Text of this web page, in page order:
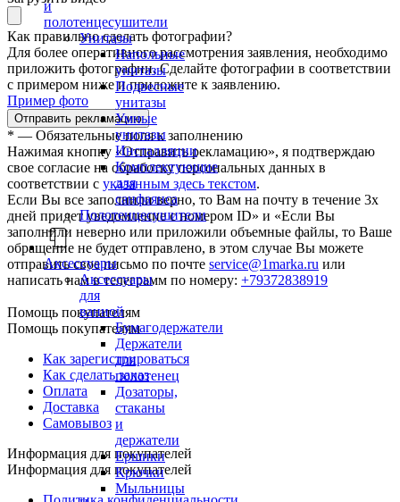
и
полотенцесушители
Унитазы
Напольные
унитазы
Подвесные
унитазы
Умные
унитазы
Инсталляции
Комплектующие
для
санфаянса
Полотенцесушители
Аксессуары
Аксессуары
для
ванной
Бумагодержатели
Держатели
для
полотенец
Дозаторы,
стаканы
и
держатели
Ершики
Крючки
Мыльницы
Как правильно сделать фотографии?
Для более оперативного рассмотрения заявления, необходимо
приложить фотографии. Сделайте фотографии в соответствии
с примером ниже и приложите к заявлению.
Пример фото
* — Обязательные поля к заполнению
Нажимая кнопку «Отправить рекламацию», я подтверждаю
свое согласие на обработку персональных данных в
соответствии с указанным здесь текстом.
Если Вы все заполнили верно, то Вам на почту в течение 3х
дней придет уведомление с номером ID» и «Если Вы
заполнили неверно или приложили объемные файлы, то Ваше
обращение не будет отправлено, в этом случае Вы можете
отправить свое письмо по почте service@1marka.ru или
написать нам в телеграмм по номеру: +79372838919
Помощь покупателям
Помощь покупателям
Как зарегистрироваться
Как сделать заказ
Оплата
Доставка
Самовывоз
Информация для покупателей
Информация для покупателей